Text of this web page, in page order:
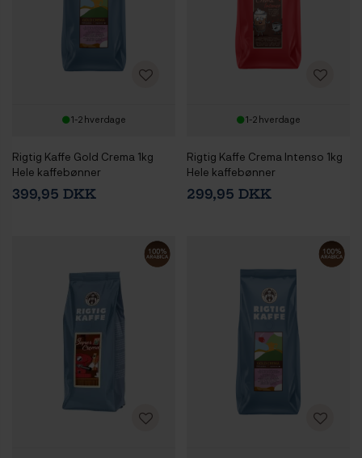
1-2 hverdage
Rigtig Kaffe Gold Crema 1kg
Hele kaffebønner
399,95 DKK
1-2 hverdage
Rigtig Kaffe Crema Intenso 1kg
Hele kaffebønner
299,95 DKK